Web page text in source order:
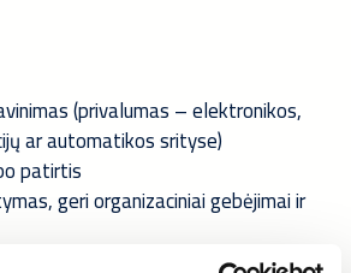
(privalumas – elektronikos,
ar automatikos srityse)
patirtis
geri organizaciniai gebėjimai ir